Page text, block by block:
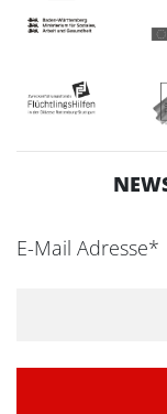
E-Mail Adresse*